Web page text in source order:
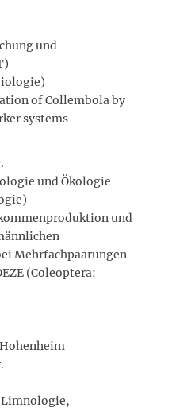
und
of Collembola by
systems
und Ökologie
und
Mehrfachpaarungen
(Coleoptera:
Limnologie,